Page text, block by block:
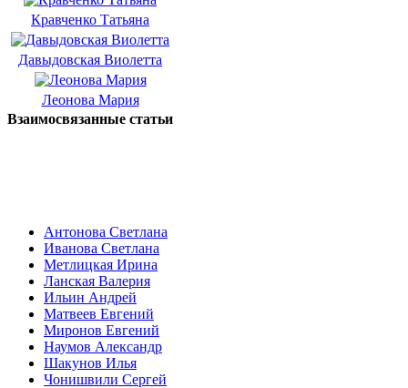
Кравченко Татьяна
Давыдовская Виолетта
Леонова Мария
Взаимосвязанные статьи
Антонова Светлана
Иванова Светлана
Метлицкая Ирина
Ланская Валерия
Ильин Андрей
Матвеев Евгений
Миронов Евгений
Наумов Александр
Шакунов Илья
Чонишвили Сергей